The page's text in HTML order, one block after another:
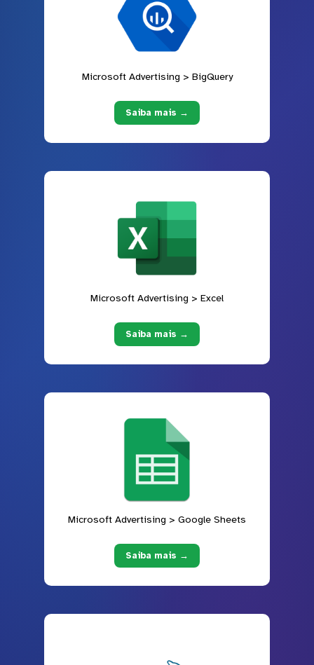
Microsoft Advertising > BigQuery
Saiba mais →
Microsoft Advertising > Excel
Saiba mais →
Microsoft Advertising > Google Sheets
Saiba mais →